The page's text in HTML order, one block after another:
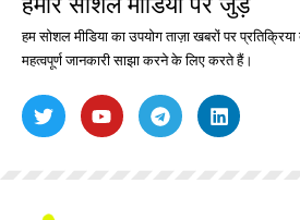
हम सोशल मीडिया का उपयोग ताज़ा खबरों पर
महत्वपूर्ण जानकारी साझा करने के लिए करते हैं।